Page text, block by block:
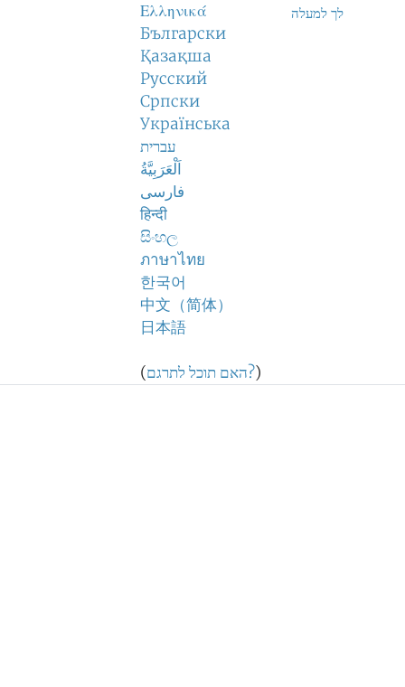
Ελληνικά
Български
Қазақша
Русский
Српски
Українська
עברית
اَلْعَرَبِيَّةُ
فارسی
हिन्दी
සිංහල
ภาษาไทย
한국어
中文（简体）
日本語
( האם תוכל לתרגם?)
לך למעלה